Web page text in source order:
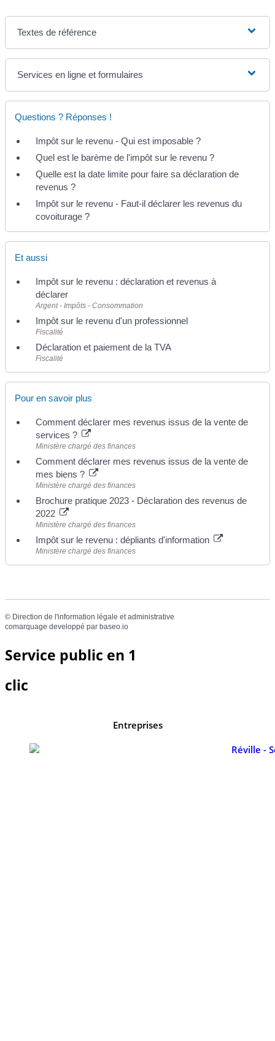
Textes de référence
Services en ligne et formulaires
Questions ? Réponses !
Impôt sur le revenu - Qui est imposable ?
Quel est le barème de l'impôt sur le revenu ?
Quelle est la date limite pour faire sa déclaration de
revenus ?
Impôt sur le revenu - Faut-il déclarer les revenus du
covoiturage ?
Et aussi
Impôt sur le revenu : déclaration et revenus à
déclarer
Argent - Impôts - Consommation
Impôt sur le revenu d'un professionnel
Fiscalité
Déclaration et paiement de la TVA
Fiscalité
Pour en savoir plus
Comment déclarer mes revenus issus de la vente de
services ?
Ministère chargé des finances
Comment déclarer mes revenus issus de la vente de
mes biens ?
Ministère chargé des finances
Brochure pratique 2023 - Déclaration des revenus de
2022
Ministère chargé des finances
Impôt sur le revenu : dépliants d'information
Ministère chargé des finances
© Direction de l'information légale et administrative
comarquage developpé par baseo.io
Service public en 1
clic
Entreprises